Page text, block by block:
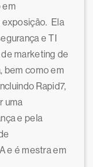
em
exposição. Ela
e TI
marketing de
bem como em
Rapid7,
uma
e pela
e é mestra em